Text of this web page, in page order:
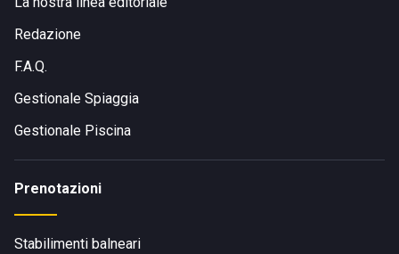
del nostro bar per gustare cocktail e altre bevande, nonché
dei nostri servizi igienici privati ??per un comfort ottimale.
Redazione
F.A.Q.
Gestionale Spiaggia
Gestionale Piscina
Prenotazioni
Stabilimenti balneari